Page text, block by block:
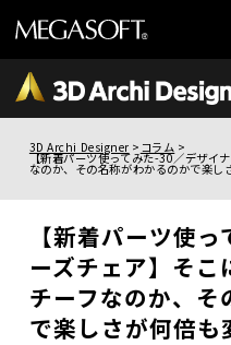
3D Archi Designer コラム
【新着パーツ使ってみた-30／デザイ
なのか、その名称がわかるのかで楽し
【新着パーツ使
ーズチェア】そこ
チーフなのか、そ
で楽しさが何倍も